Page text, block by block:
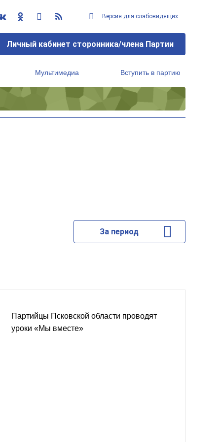
Версия для слабовидящих
Личный кабинет сторонника/члена Партии
Мультимедиа Вступить в партию
За период
Партийцы Псковской области проводят
уроки «Мы вместе»